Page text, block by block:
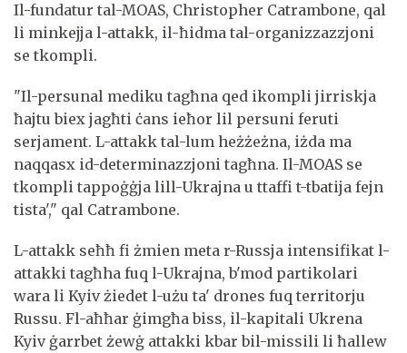
Il-fundatur tal-MOAS, Christopher Catrambone, qal
li minkejja l-attakk, il-ħidma tal-organizzazzjoni
se tkompli.
"Il-persunal mediku tagħna qed ikompli jirriskja
ħajtu biex jagħti ċans ieħor lil persuni feruti
serjament. L-attakk tal-lum heżżeżna, iżda ma
naqqasx id-determinazzjoni tagħna. Il-MOAS se
tkompli tappoġġja lill-Ukrajna u ttaffi t-tbatija fejn
tista'," qal Catrambone.
L-attakk seħħ fi żmien meta r-Russja intensifikat l-
attakki tagħha fuq l-Ukrajna, b'mod partikolari
wara li Kyiv żiedet l-użu ta' drones fuq territorju
Russu. Fl-aħħar ġimgħa biss, il-kapitali Ukrena
Kyiv ġarrbet żewġ attakki kbar bil-missili li ħallew